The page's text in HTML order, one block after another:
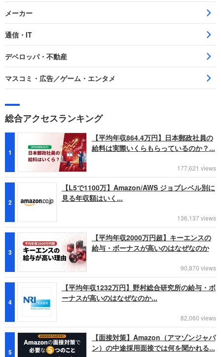
メーカー
通信・IT
デベロッパ・不動産
マスコミ・広告／ゲーム・エンタメ
総合アクセスランキング
1
【平均年収864.4万円】日本郵政社員の
給料は実際いくらもらっているのか？...
177,621 views
2
【L5で1100万】Amazon/AWS ジョブレベル別に
見る年収額はいく...
136,137 views
3
【平均年収2000万円超】キーエンスの
給与・ボーナスが高いのはなぜなのか
90,870 views
4
【平均年収1232万円】野村総合研究所の給与・ボ
ーナスが高いのはなぜなのか...
82,060 views
5
【面接対策】Amazon（アマゾンジャパ
ン）の中途採用面接では何を聞かれる...